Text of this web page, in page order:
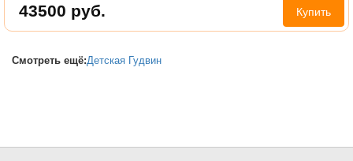
43500 руб. Купить
Смотреть ещё:Детская Гудвин